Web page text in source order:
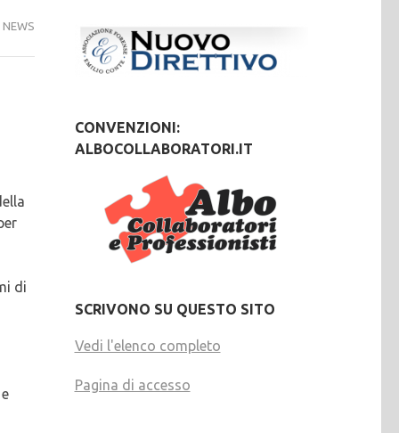
NEWS
di
CONVENZIONI:
ALBOCOLLABORATORI.IT
SCRIVONO SU QUESTO SITO
Vedi l'elenco completo
Pagina di accesso